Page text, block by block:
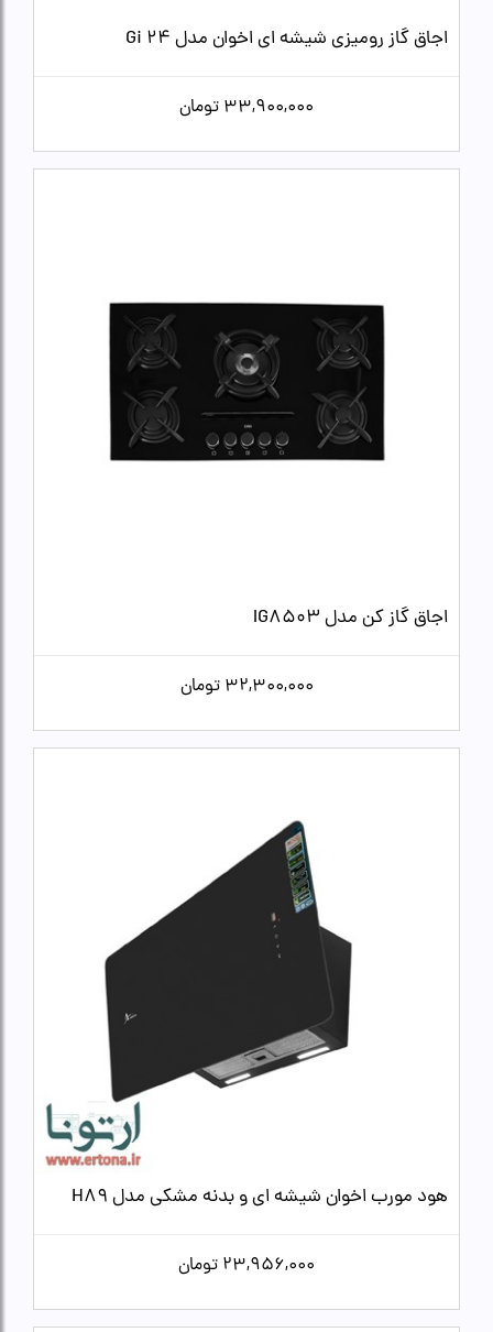
اجاق گاز رومیزی شیشه ای اخوان مدل Gi 24
33,900,000 تومان
اجاق گاز کن مدل IG8503
32,300,000 تومان
هود مورب اخوان شیشه ای و بدنه مشکی مدل H89
23,956,000 تومان